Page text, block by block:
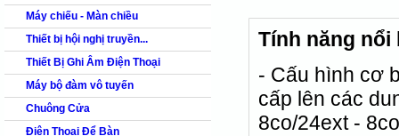
Máy chiếu - Màn chiều
Thiết bị hội nghị truyền...
Thiết Bị Ghi Âm Điện Thoại
Máy bộ đàm vô tuyến
Chuông Cửa
Điện Thoại Để Bàn
Tính năng
- Cấu hình cơ
cấp lên các
8co/24ext -